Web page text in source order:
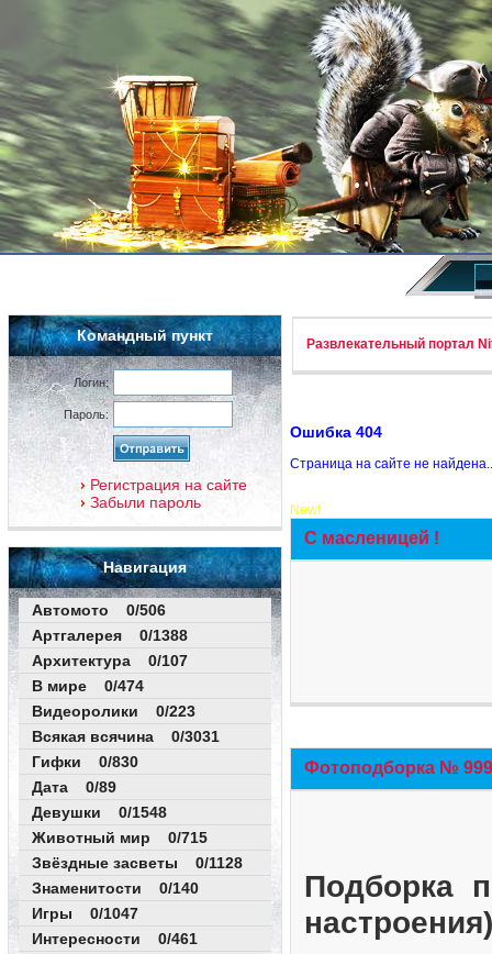
Командный пункт
Логин:
Пароль:
Регистрация на сайте
Забыли пароль
Навигация
Автомото 0/506
Артгалерея 0/1388
Архитектура 0/107
В мире 0/474
Видеоролики 0/223
Всякая всячина 0/3031
Гифки 0/830
Дата 0/89
Девушки 0/1548
Животный мир 0/715
Звёздные засветы 0/1128
Знаменитости 0/140
Игры 0/1047
Интересности 0/461
Развлекательный портал
Ошибка 404
Страница на сайте не
New!
С масленицей !
Фотоподборка №
Подборка